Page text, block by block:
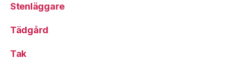
Stenläggare
Tädgård
Tak